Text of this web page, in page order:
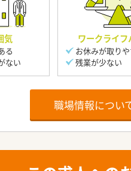
気
る
ない
ワークライフ
お休みが取り
残業が少ない
職場情報につい